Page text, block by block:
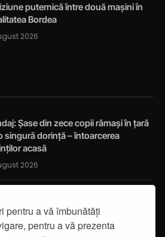
pentru a vă îmbunătăți
pentru a vă prezenta
puternică între două mașini în
Bordea
2026
Șase din zece copii rămași în țară
singură dorință – întoarcerea
acasă
2026
Bordea
2026